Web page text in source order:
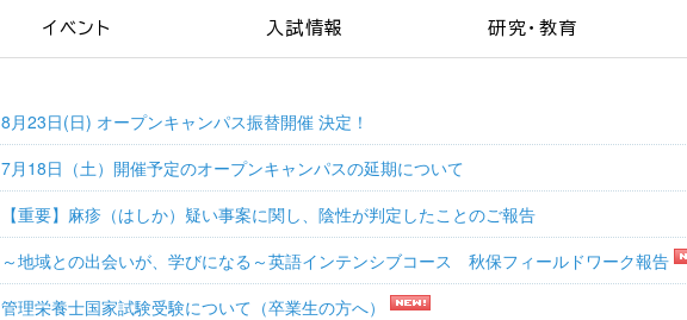
イベント 入試情報 研究・教育
8月23日(日) オープンキャンパス振替開催 決定！
7月18日（土）開催予定のオープンキャンパスの延期について
【重要】麻疹（はしか）疑い事案に関し、陰性が判定したことのご報告
～地域との出会いが、学びになる～英語インテンシブコース 秋保フィールドワーク報告
管理栄養士国家試験受験について（卒業生の方へ）